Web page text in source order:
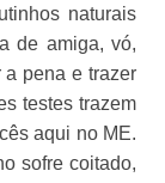
naturais
de amiga, vó,
pena e trazer
testes trazem
aqui no ME.
sofre coitado,